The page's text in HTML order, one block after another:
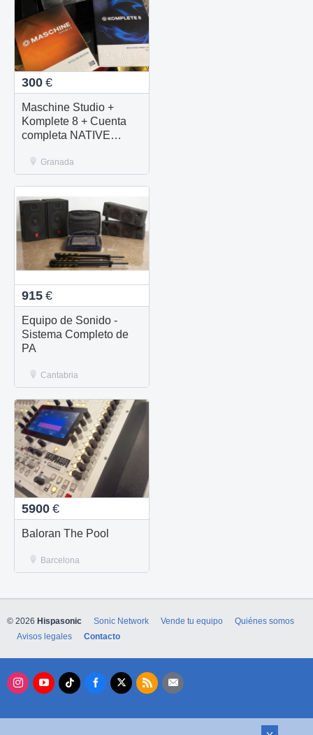
300 €
Maschine Studio +
Komplete 8 + Cuenta
completa NATIVE
Granada
915 €
Equipo de Sonido -
Sistema Completo de
PA
Cantabria
5900 €
Baloran The Pool
Barcelona
© 2026 Hispasonic Sonic Network Vende tu equipo
Quiénes somos
Avisos legales
Contacto